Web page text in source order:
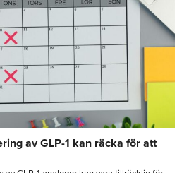
av GLP-1 kan räcka för att